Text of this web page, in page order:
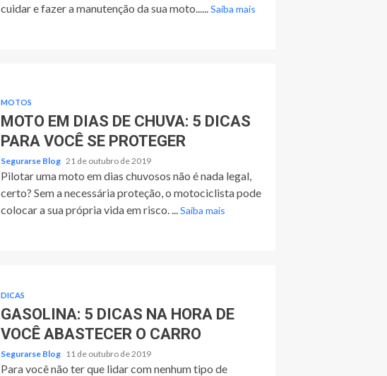
cuidar e fazer a manutenção da sua moto...... Saiba mais
MOTOS
MOTO EM DIAS DE CHUVA: 5 DICAS
PARA VOCÊ SE PROTEGER
Segurarse Blog 21 de outubro de 2019
Pilotar uma moto em dias chuvosos não é nada legal,
certo? Sem a necessária proteção, o motociclista pode
colocar a sua própria vida em risco. ... Saiba mais
DICAS
GASOLINA: 5 DICAS NA HORA DE
VOCÊ ABASTECER O CARRO
Segurarse Blog 11 de outubro de 2019
Para você não ter que lidar com nenhum tipo de